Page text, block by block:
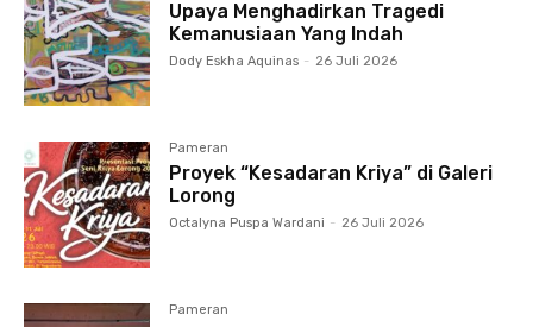
Upaya Menghadirkan Tragedi
Kemanusiaan Yang Indah
Dody Eskha Aquinas - 26 Juli 2026
Pameran
Proyek “Kesadaran Kriya” di Galeri
Lorong
Octalyna Puspa Wardani - 26 Juli 2026
Pameran